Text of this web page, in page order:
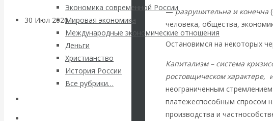
Экономика современной России
Мировая экономика
Международные экономические отношения
Деньги
Христианство
История России
Все рубрики…
30 Июл 2026Банки
Валентин
Катасонов. Кто
—разрушительна и конечна
человека, общества,
Остановимся на некоторых
Капитализм – система
ростовщическом характере,
неограниченным
платежеспособным спросом
производства и